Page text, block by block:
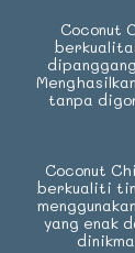
Coconut
tanpa
Coconut
berkualiti
yang enak